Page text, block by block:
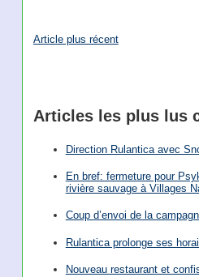
Article plus récent
Articles les plus lus
Direction Rulantica avec
En bref: fermeture pour
rivière sauvage à Villages
Coup d’envoi de la
Rulantica prolonge ses
Nouveau restaurant et